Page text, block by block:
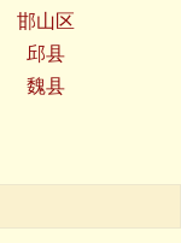
邯山区
邱县
魏县